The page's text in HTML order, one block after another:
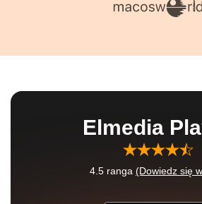
Elmedia
4.5 ranga (Dowiedz się